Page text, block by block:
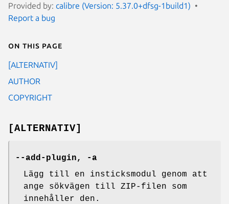
Provided by: calibre (Version: 5.37.0+dfsg-1build1)
Report a bug
On this page
[ALTERNATIV]
AUTHOR
COPYRIGHT
[ALTERNATIV]
--add-plugin, -a
Lägg till en insticksmodul genom att
ange sökvägen till ZIP-filen som
innehåller den.